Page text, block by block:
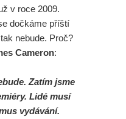
v roce 2009.
dočkáme příští
nebude. Proč?
Cameron:
Zatím jsme
Lidé musí
vydávání.